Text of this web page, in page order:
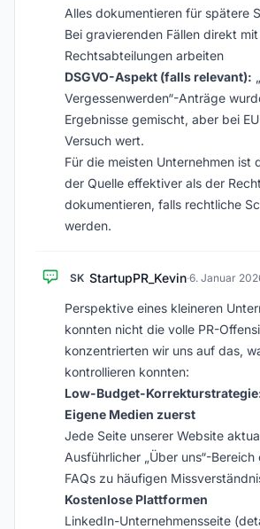
Alles dokumentieren für spätere
Bei gravierenden Fällen direkt
Rechtsabteilungen arbeiten
DSGVO-Aspekt (falls relevant):
Vergessenwerden“-Anträge
Ergebnisse gemischt, aber bei
Versuch wert.
Für die meisten Unternehmen ist
der Quelle effektiver als der
dokumentieren, falls rechtliche
werden.
SK StartupPR_Kevin·6. Januar
Perspektive eines kleineren
konnten nicht die volle PR-
konzentrierten wir uns auf das,
kontrollieren konnten:
Low-Budget-
Eigene Medien zuerst
Jede Seite unserer Website
Ausführlicher „Über uns“-Bereich
FAQs zu häufigen
Kostenlose Plattformen
LinkedIn-Unternehmensseite